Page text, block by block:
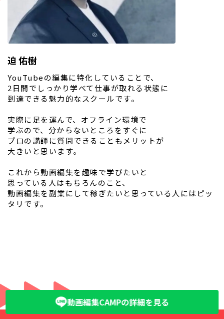
動画編集CAMPの詳細を見る
迫 佑樹
YouTubeの編集に特化していることで、
2日間でしっかり学べて仕事が取れる状態に
到達できる魅力的なスクールです。
実際に足を運んで、オフライン環境で
学ぶので、分からないところをすぐに
プロの講師に質問できることもメリットが
大きいと思います。
これから動画編集を趣味で学びたいと
思っている人はもちろんのこと、
動画編集を副業にして稼ぎたいと思っている人にはピッ
タリです。